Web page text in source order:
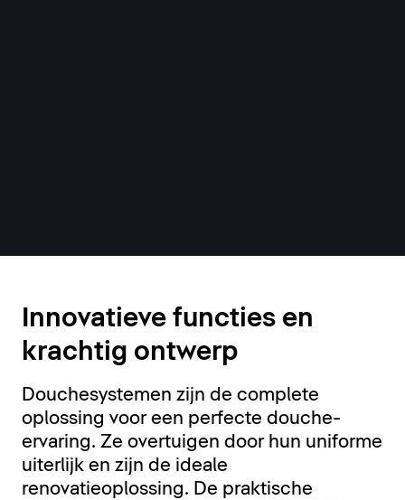
Innovatieve functies en
krachtig ontwerp
Douchesystemen zijn de complete
oplossing voor een perfecte douche-
ervaring. Ze overtuigen door hun uniforme
uiterlijk en zijn de ideale
renovatieoplossing. De praktische